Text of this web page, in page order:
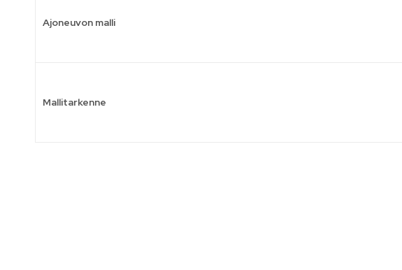
Ajoneuvon malli
Mallitarkenne